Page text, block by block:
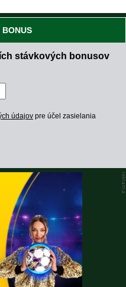
stávkových bonusov
údajov pre účel zasielania